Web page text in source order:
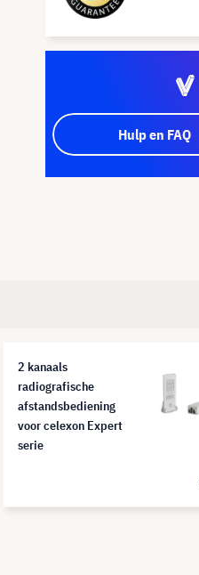
Hulp en FAQ
2 kanaals
radiografische
afstandsbediening
voor celexon Expert
serie